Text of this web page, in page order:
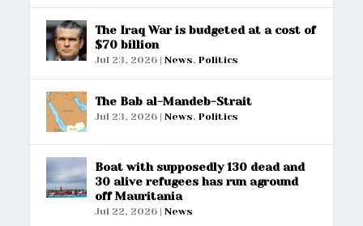
The Iraq War is budgeted at a cost of
$70 billion
Jul 23, 2026 |News,Politics
The Bab al-Mandeb-Strait
Jul 23, 2026 |News,Politics
Boat with supposedly 130 dead and
30 alive refugees has run aground
off Mauritania
Jul 22, 2026 |News